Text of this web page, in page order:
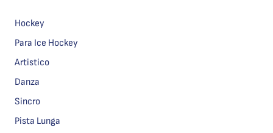
Hockey
Para Ice Hockey
Artistico
Danza
Sincro
Pista Lunga